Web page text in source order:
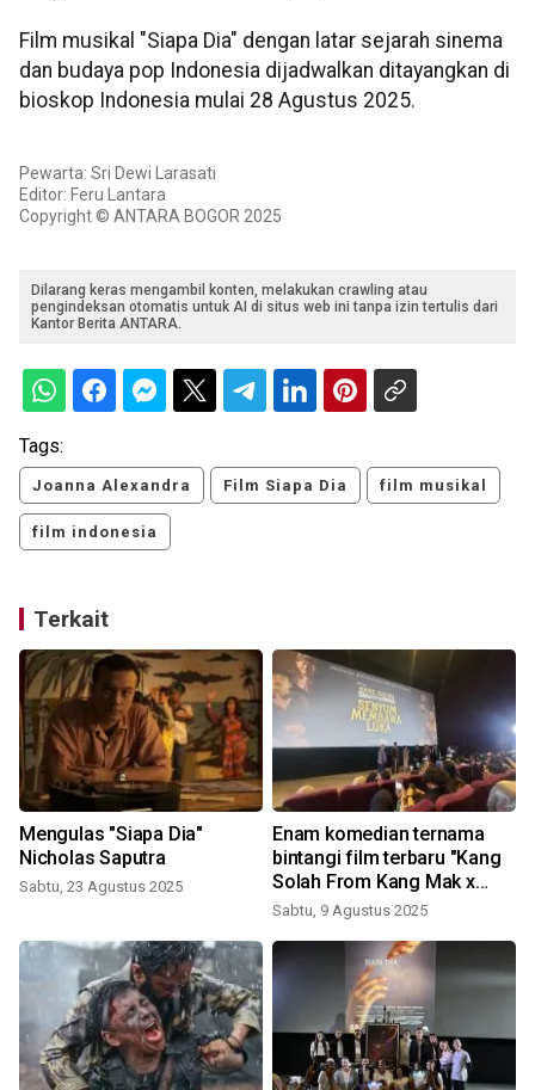
Film musikal "Siapa Dia" dengan latar sejarah sinema
dan budaya pop Indonesia dijadwalkan ditayangkan di
bioskop Indonesia mulai 28 Agustus 2025.
Pewarta: Sri Dewi Larasati
Editor: Feru Lantara
Copyright © ANTARA BOGOR 2025
Dilarang keras mengambil konten, melakukan crawling atau
pengindeksan otomatis untuk AI di situs web ini tanpa izin tertulis dari
Kantor Berita ANTARA.
Tags:
Joanna Alexandra Film Siapa Dia film musikal
film indonesia
Terkait
Mengulas "Siapa Dia"
Nicholas Saputra
Sabtu, 23 Agustus 2025
Enam komedian ternama
bintangi film terbaru "Kang
Solah From Kang Mak x
Nenek Gayung"
Sabtu, 9 Agustus 2025